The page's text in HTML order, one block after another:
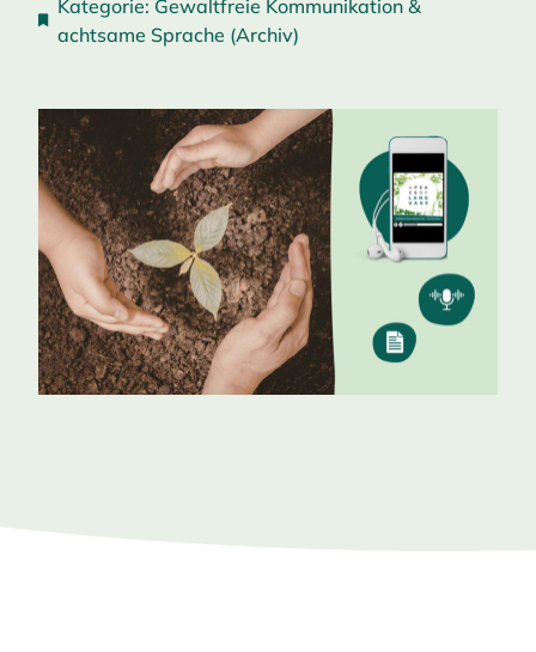
Kategorie: Gewaltfreie Kommunikation &
achtsame Sprache (Archiv)